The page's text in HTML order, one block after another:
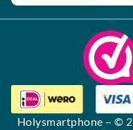
Alternative:
Holysmartphone – ©